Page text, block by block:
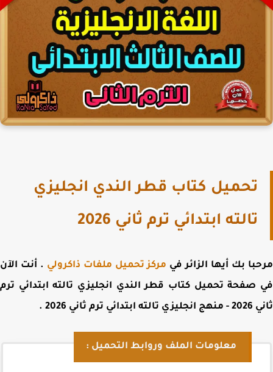
تحميل كتاب قطر الندي انجليزي
تالته ابتدائي ترم ثاني 2026
بك أيها الزائر فيمركز تحميل ملفات ذاكرولي. أنت الآن
صفحةتحميل كتاب قطر الندي انجليزي تالته ابتدائي ترم
ترم ثاني 2026
.
معلومات الملف وروابط التحميل :